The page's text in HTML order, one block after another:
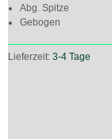
Abg. Spitze
Gebogen
Lieferzeit: 3-4 Tage